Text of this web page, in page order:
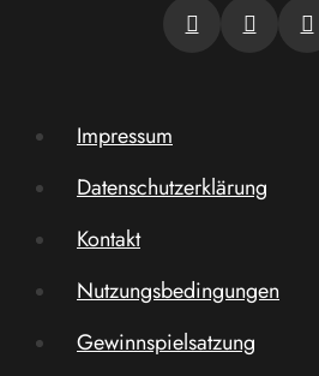
Impressum
Datenschutzerklärung
Kontakt
Nutzungsbedingungen
Gewinnspielsatzung